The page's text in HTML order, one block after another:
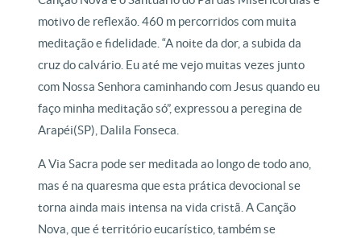
motivo de reflexão. 460 m percorridos com muita
meditação e fidelidade. “A noite da dor, a subida da
cruz do calvário. Eu até me vejo muitas vezes junto
com Nossa Senhora caminhando com Jesus quando eu
faço minha meditação só”, expressou a peregina de
Arapéi(SP), Dalila Fonseca.
A Via Sacra pode ser meditada ao longo de todo ano,
mas é na quaresma que esta prática devocional se
torna ainda mais intensa na vida cristã. A Canção
Nova, que é território eucarístico, também se